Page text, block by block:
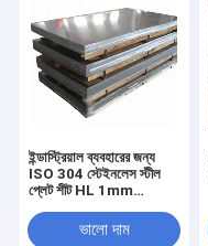
ইন্ডাস্ট্রিয়াল ব্যবহারের জন্য
ISO 304 স্টেইনলেস স্টীল
প্লেট শীট HL 1mm
ভালো দাম